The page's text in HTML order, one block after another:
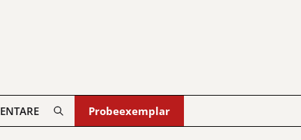
Probeexemplar